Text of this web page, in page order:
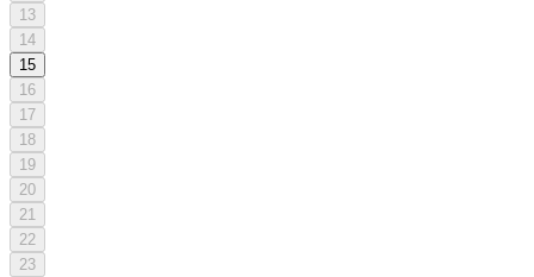
13
14
15
16
17
18
19
20
21
22
23